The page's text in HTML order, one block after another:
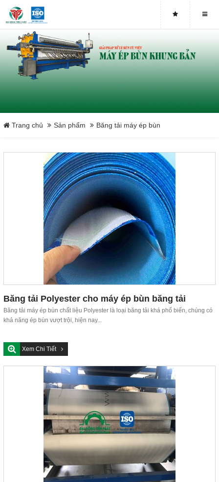
Close
Trang chủ Sản phẩm Băng tải máy ép bùn
Băng tải Polyester cho máy ép bùn băng tải
Băng tải máy ép bùn chất liệu Polyester là loại băng tải khá phổ biến, chúng có
khả năng ép bùn vượt trội, hiện nay...
Xem Chi Tiết